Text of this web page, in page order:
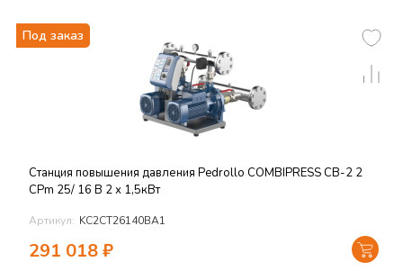
Под заказ
Станция повышения давления Pedrollo COMBIPRESS CB-2 2
CPm 25/ 16 B 2 х 1,5кВт
Артикул: KC2CT26140BA1
291 018₽